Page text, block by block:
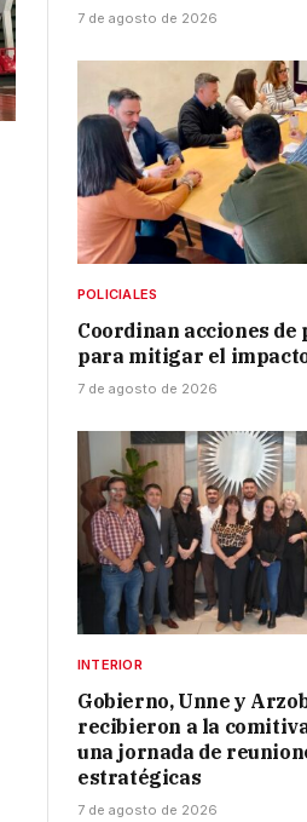
7 de agosto de 2026
POLICIALES
Coordinan acciones
para mitigar el
7 de agosto de 2026
INTERIOR
Gobierno, Unne y
recibieron a la
una jornada de
estratégicas
7 de agosto de 2026